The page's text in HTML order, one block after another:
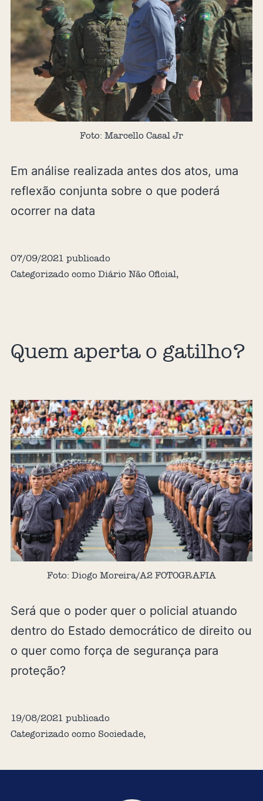
Foto: Marcello Casal Jr
Em análise realizada antes dos atos, uma
reflexão conjunta sobre o que poderá
ocorrer na data
07/09/2021 publicado
Categorizado como Diário Não Oficial,
Quem aperta o gatilho?
Foto: Diogo Moreira/A2 FOTOGRAFIA
Será que o poder quer o policial atuando
dentro do Estado democrático de direito ou
o quer como força de segurança para
proteção?
19/08/2021 publicado
Categorizado como Sociedade,